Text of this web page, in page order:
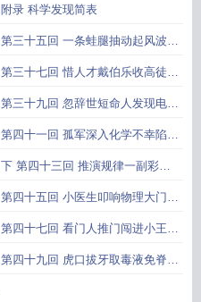
说的创立
大融合科学深处无疆界生命科学的
发展
附录 科学发现简表
第三十五回 一条蛙腿抽动起风波两
位能人斗法显神通电压的发现
第三十七回 惜人才戴伯乐收高徒妒
新秀法拉第遭白眼电磁感应的发现
第三十九回 忽辞世短命人发现电磁
波见讣告有志者发明无线电电磁波
的发现和使用
第四十一回 孤军深入化学不幸陷困
境天降奇兵物理仗义助其功光谱分
析法的创立
下 第四十三回 推演规律一副彩牌
定乾坤预言未知十种元素都找到元
素周期律的发现
第四十五回 小医生叩响物理大门啤
酒匠发现科学新理能量守恒和转化
定律的发现
第四十七回 看门人推门闯进小王国
磨镜翁窥镜发现微生物微生物的发
第四十九回 虎口拔牙取毒液免脊烧